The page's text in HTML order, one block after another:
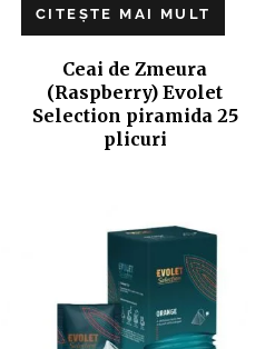
CITEȘTE MAI MULT
Ceai de Zmeura
(Raspberry) Evolet
Selection piramida 25
plicuri